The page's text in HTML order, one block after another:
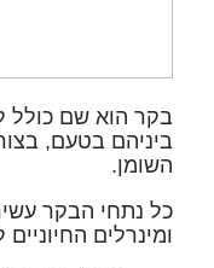
בקר הוא שם כולל
ביניהם בטעם,
השומן.
כל נתחי הבקר
ומינרלים